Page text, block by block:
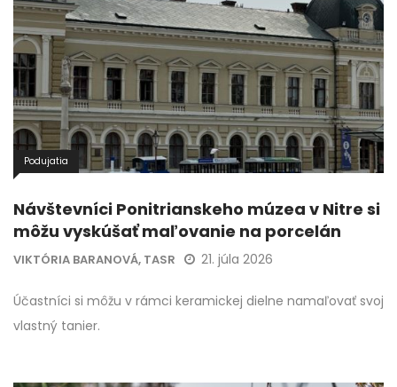
Podujatia
Návštevníci Ponitrianskeho múzea v Nitre si
môžu vyskúšať maľovanie na porcelán
VIKTÓRIA BARANOVÁ, TASR 21. júla 2026
Účastníci si môžu v rámci keramickej dielne namaľovať svoj
vlastný tanier.